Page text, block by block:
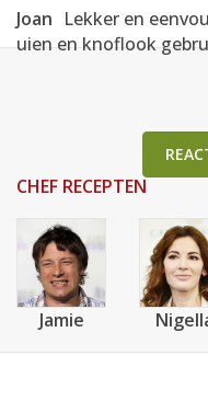
Joan Lekker en
uien en knoflook
CHEF RECEPTEN
Jamie